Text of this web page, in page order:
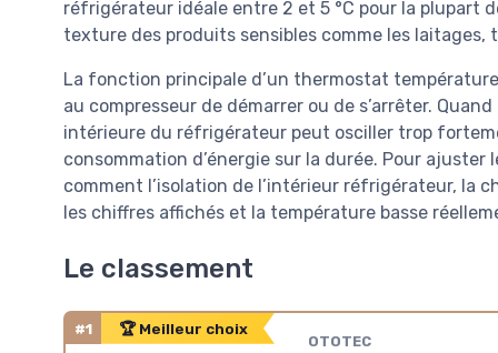
réfrigérateur idéale entre 2 et 5 °C pour la plupart
texture des produits sensibles comme les
La fonction principale d’un thermostat
au compresseur de démarrer ou de s’arrêter.
intérieure du réfrigérateur peut osciller trop
consommation d’énergie sur la durée. Pour
comment l’isolation de l’intérieur réfrigérateur, la
les chiffres affichés et la température basse
Le classement
#1 🏆 Meilleur choix
OTOTEC